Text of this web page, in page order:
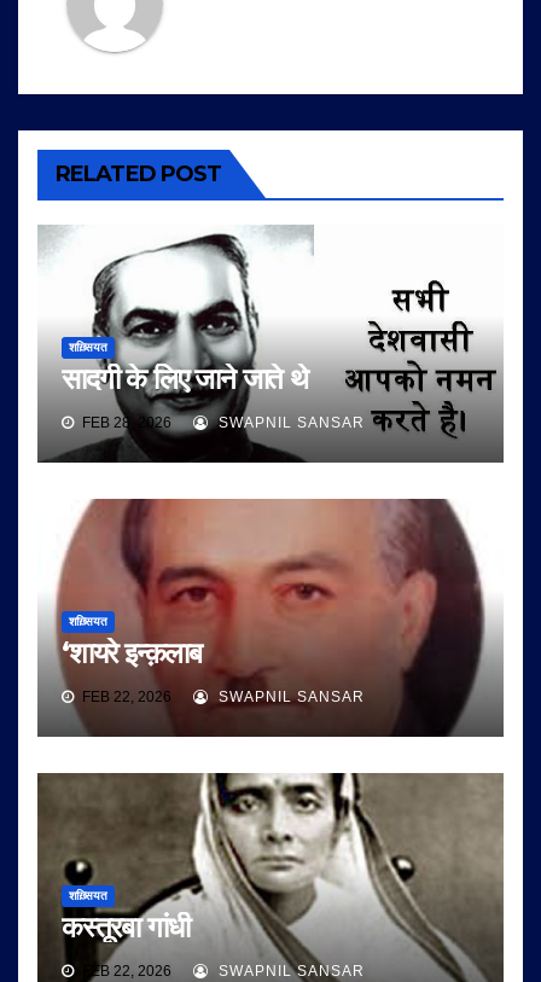
RELATED POST
शख़्सियत
सादगी के लिए जाने जाते थे
FEB 28, 2026 SWAPNIL SANSAR
शख़्सियत
‘शायरे इन्क़लाब
FEB 22, 2026 SWAPNIL SANSAR
शख़्सियत
कस्तूरबा गांधी
FEB 22, 2026 SWAPNIL SANSAR